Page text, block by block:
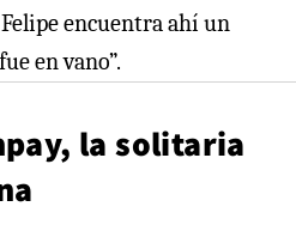
encuentra ahí un
en vano”.
la solitaria